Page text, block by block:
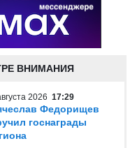
ВНИМАНИЯ
2026 17:29
Федорищев
госнаграды